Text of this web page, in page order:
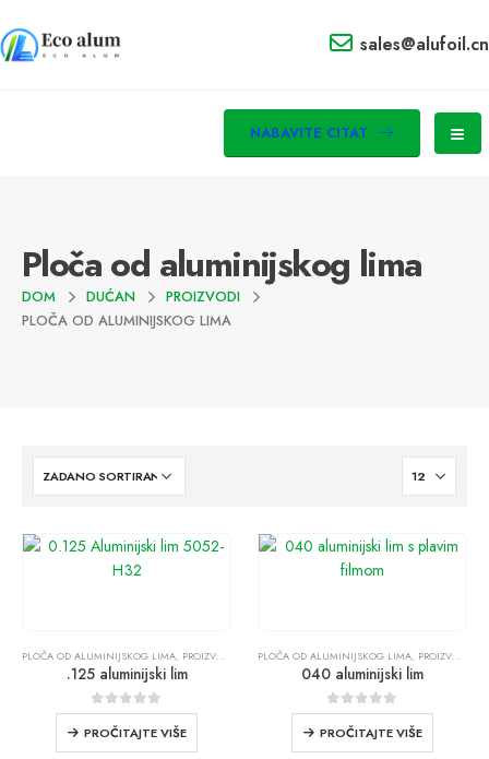
sales@alufoil.cn
NABAVITE CITAT
Ploča od aluminijskog lima
DOM DUĆAN
PROIZVODI
PLOČA OD ALUMINIJSKOG LIMA
PLOČA OD ALUMINIJSKOG LIMA, PROIZVODI
.125 aluminijski lim
0od 5
PROČITAJTE VIŠE
PLOČA OD ALUMINIJSKOG LIMA, PROIZVODI
040 aluminijski lim
0od 5
PROČITAJTE VIŠE